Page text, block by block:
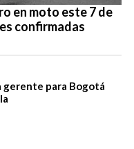
en moto este 7 de
confirmadas
gerente para Bogotá